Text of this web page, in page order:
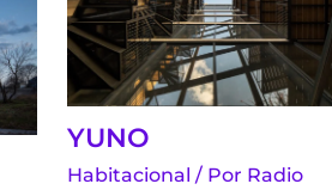
YUNO
Habitacional / Por Radio